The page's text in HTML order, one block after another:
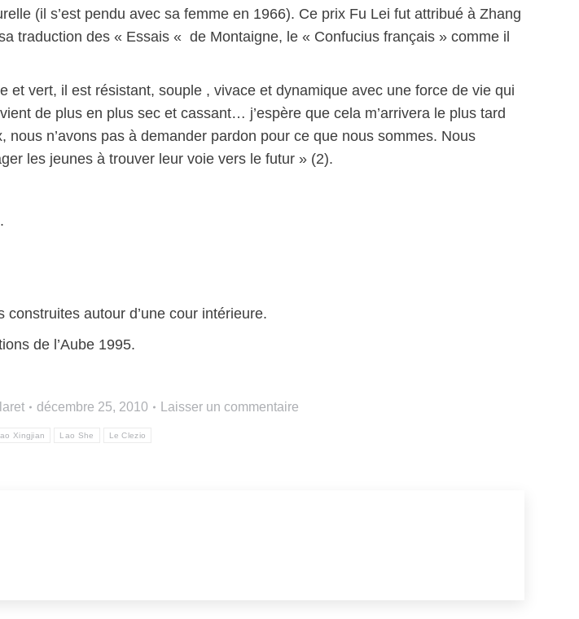
(il s’est pendu avec sa femme en 1966). Ce prix Fu Lei fut attribué à Zhang
traduction des « Essais « de Montaigne, le « Confucius français » comme il
et vert, il est résistant, souple , vivace et dynamique avec une force de vie qui
de plus en plus sec et cassant… j’espère que cela m’arrivera le plus tard
n’avons pas à demander pardon pour ce que nous sommes. Nous
les jeunes à trouver leur voie vers le futur » (2).
autour d’une cour intérieure.
de l’Aube 1995.
décembre 25, 2010 Laisser un commentaire
Xingjian Lao She Le Clezio